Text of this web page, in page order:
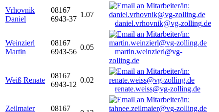
Vrhovnik
Daniel
08167
6943-37
1.07
daniel.vrhovnik@vg-zolling.de
Weinzierl
Martin
08167
6943-56
0.05
martin.weinzierl@vg-
zolling.de
Weiß Renate
08167
6943-12
0.02
renate.weiss@vg-zolling.de
Zeilmaier
08167